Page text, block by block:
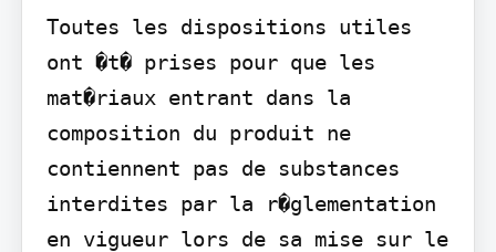
Toutes les dispositions utiles
ont �t� prises pour que les
mat�riaux entrant dans la
composition du produit ne
contiennent pas de substances
interdites par la r�glementation
en vigueur lors de sa mise sur le